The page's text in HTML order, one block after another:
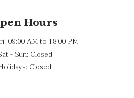
Hours
09:00 AM to 18:00 PM
- Sun: Closed
Closed